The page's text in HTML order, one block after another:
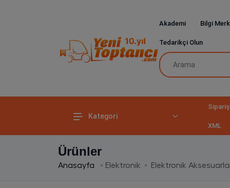
Akademi Bilgi
Tedarikçi Olun
Kategori
XML
Ürünler
Anasayfa Elektronik Elektronik